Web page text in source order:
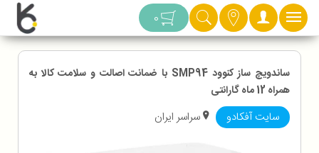
دسته بندی 0
ساندویچ ساز کنوود SMP94 با ضمانت اصالت و سلامت کالا به
همراه 12 ماه گارانتی
سایت آفکادو سراسر ایران